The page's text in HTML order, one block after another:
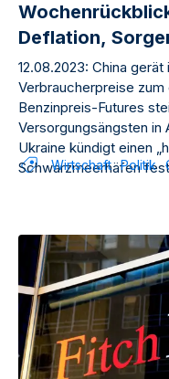
Deflation,
12.08.2023: China
Verbraucherpreise zum
Benzinpreis-Futures
Versorgungsängsten in
Ukraine kündigt einen
Schwarzmeerhäfen
Wirtschaft Politik